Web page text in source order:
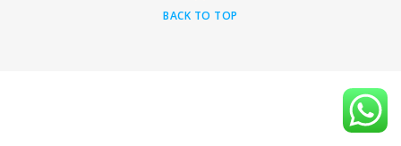
BACK TO TOP